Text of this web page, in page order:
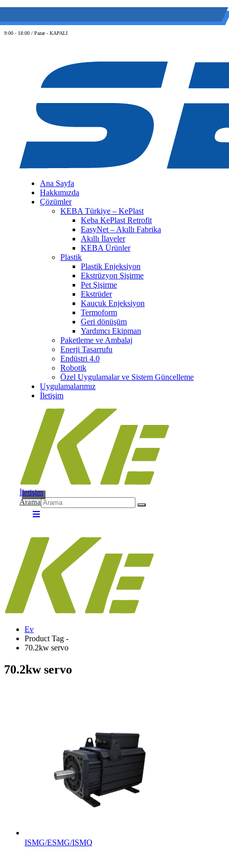
9:00 - 18:00 / Pazar - KAPALI
Ana Sayfa
Hakkımızda
Çözümler
KEBA Türkiye – KePlast
Keba KePlast Retrofit
EasyNet – Akıllı Fabrika
Akıllı İlaveler
KEBA Ürünler
Plastik
Plastik Enjeksiyon
Ekstrüzyon Şişirme
Pet Şişirme
Ekstrüder
Kauçuk Enjeksiyon
Termoform
Geri dönüşüm
Yardımcı Ekipman
Paketleme ve Ambalaj
Enerji Tasarrufu
Endüstri 4.0
Robotik
Özel Uygulamalar ve Sistem Güncelleme
Uygulamalarımız
İletişim
İletişim
Arama
Ev
Product Tag -
70.2kw servo
70.2kw servo
ISMG/ESMG/ISMQ